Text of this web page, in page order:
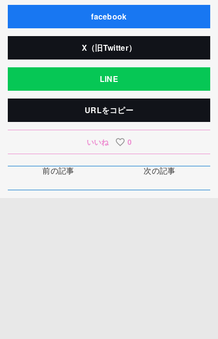
facebook
X（旧Twitter）
LINE
URLをコピー
いいね 0
前の記事 次の記事